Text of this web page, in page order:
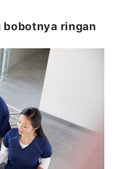
bobotnya ringan